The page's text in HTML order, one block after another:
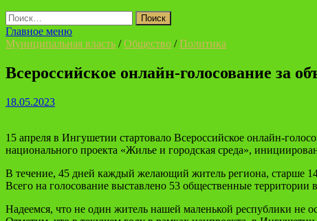
Найти:
Главное меню
Муниципальная власть /Общество /Политика
Всероссийское онлайн-голосование за
18.05.2023
15 апреля в Ингушетии стартовало Всероссийское онлайн-
национального проекта «Жилье и городская среда»,
В течение, 45 дней каждый желающий житель региона, старше
Всего на голосование выставлено 53 общественные территории
Надеемся, что не один житель нашей маленькой республики не